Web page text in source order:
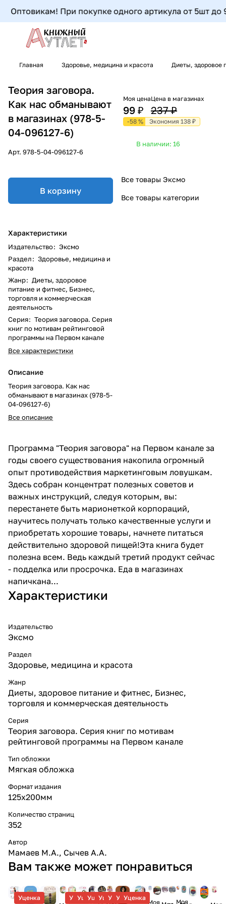
Оптовикам! При покупке одного артикула от 5шт до
Главная Здоровье, медицина и красота Диеты, здоровое
Теория заговора.
Как нас обманывают
в магазинах (978-5-
04-096127-6)
Арт. 978-5-04-096127-6
В корзину
Характеристики
Издательство: Эксмо
Раздел: Здоровье, медицина и
красота
Жанр: Диеты, здоровое
питание и фитнес, Бизнес,
торговля и коммерческая
деятельность
Серия: Теория заговора. Серия
книг по мотивам рейтинговой
программы на Первом канале
Все характеристики
Описание
Теория заговора. Как нас
обманывают в магазинах (978-5-
04-096127-6)
Все описание
Моя цена
99 ₽
Цена в магазинах
237 ₽
-58 % Экономия 138 ₽
В наличии: 16
Все товары Эксмо
Все товары категории
Программа "Теория заговора" на Первом канале за
годы своего существования накопила огромный
опыт противодействия маркетинговым ловушкам.
Здесь собран концентрат полезных советов и
важных инструкций, следуя которым, вы:
перестанете быть марионеткой корпораций,
научитесь получать только качественные услуги и
приобретать хорошие товары, начнете питаться
действительно здоровой пищей!Эта книга будет
полезна всем. Ведь каждый третий продукт сейчас
- подделка или просрочка. Еда в магазинах
напичкана...
Характеристики
Издательство
Эксмо
Раздел
Здоровье, медицина и красота
Жанр
Диеты, здоровое питание и фитнес, Бизнес,
торговля и коммерческая деятельность
Серия
Теория заговора. Серия книг по мотивам
рейтинговой программы на Первом канале
Тип обложки
Мягкая обложка
Формат издания
125х200мм
Количество страниц
352
Автор
Мамаев М.А., Сычев А.А.
Вам также может понравиться
Уценка
Уценка
Уценка
УценкаУценкаУценка
Уценка
Уценка
Моя
Моя